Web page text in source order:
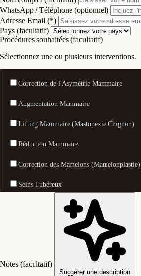
WhatsApp / Téléphone (optionnel)
Adresse Email (*)
Pays (facultatif)
Procédures souhaitées (facultatif)
Sélectionnez une ou plusieurs interventions.
Correction de l'Asymétrie Mammaire
Augmentation Mammaire
Lifting Mammaire (Mastopexie Chignon)
Réduction Mammaire
Correction des Mamelons (Mamelonplastie)
Seins Tubéreux
Chirurgie des Paupières
Lifting du Front
Notes (facultatif)
Suggérer une description